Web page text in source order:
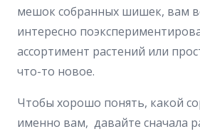
мешок собранных шишек, вам
интересно
ассортимент растений или
что-то новое.
Чтобы хорошо понять, какой
именно вам, давайте сначала